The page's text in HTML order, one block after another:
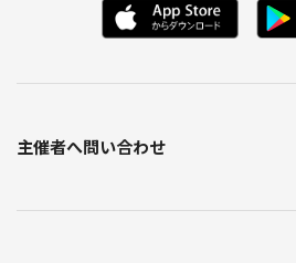
主催者へ問い合わせ